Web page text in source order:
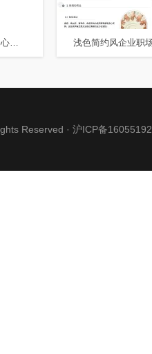
青色商务风学习心理应用心理职场心理学培训PPT模板
Reserved · 沪ICP备